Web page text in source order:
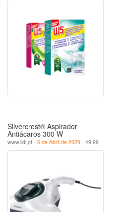
Silvercrest® Aspirador
Antiácaros 300 W
www.lidl.pt - 6 de Abril de 2020 - 49.99